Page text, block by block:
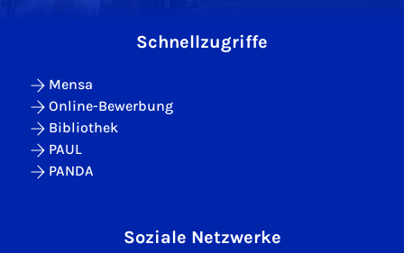
Schnellzugriffe
Mensa
Online-Bewerbung
Bibliothek
PAUL
PANDA
Soziale Netzwerke